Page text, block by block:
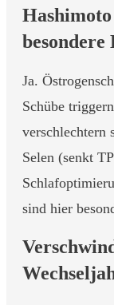
Ja.
Schübe
verschlechtern
Selen (senkt
sind hier